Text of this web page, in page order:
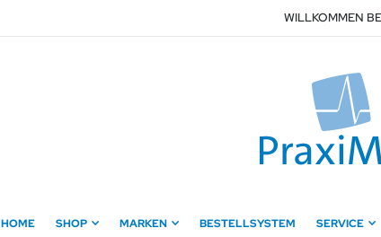
WILLKOMMEN
HOME SHOP MARKEN BESTELLSYSTEM SERVICE